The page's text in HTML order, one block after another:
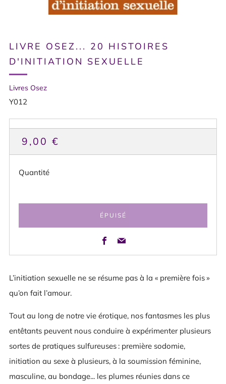
LIVRE OSEZ... 20 HISTOIRES
D'INITIATION SEXUELLE
Livres Osez
Y012
PRIX
HABITUEL
9,00 €
Quantité
ÉPUISÉ
Facebook
Email
L’initiation sexuelle ne se résume pas à la « première fois »
qu’on fait l’amour.
Tout au long de notre vie érotique, nos fantasmes les plus
entêtants peuvent nous conduire à expérimenter plusieurs
sortes de pratiques sulfureuses : première sodomie,
initiation au sexe à plusieurs, à la soumission féminine,
masculine, au bondage... les plumes réunies dans ce